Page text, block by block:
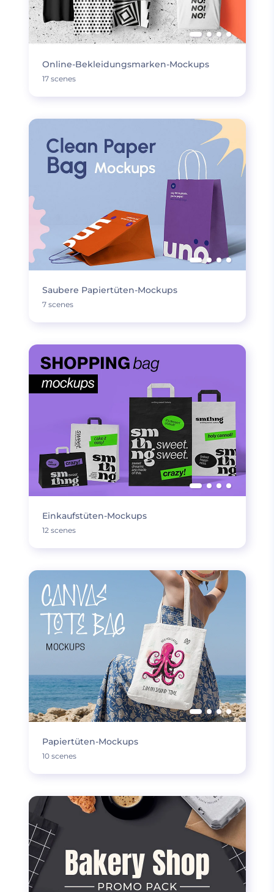
Online-Bekleidungsmarken-Mockups
17 scenes
Saubere Papiertüten-Mockups
7 scenes
Einkaufstüten-Mockups
12 scenes
Papiertüten-Mockups
10 scenes